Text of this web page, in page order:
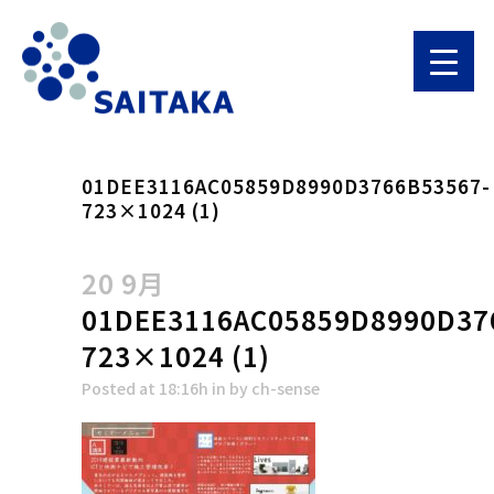
01DEE3116AC05859D8990D3766B53567-
723×1024 (1)
20 9月
723×1024 (1)
Posted at 18:16h in by ch-sense